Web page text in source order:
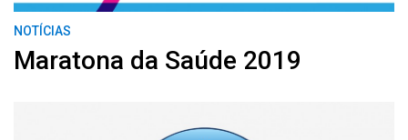
NOTÍCIAS
Maratona da Saúde 2019